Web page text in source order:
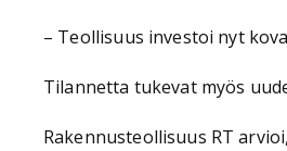
– Teollisuus investoi nyt
Tilannetta tukevat myös
Rakennusteollisuus RT